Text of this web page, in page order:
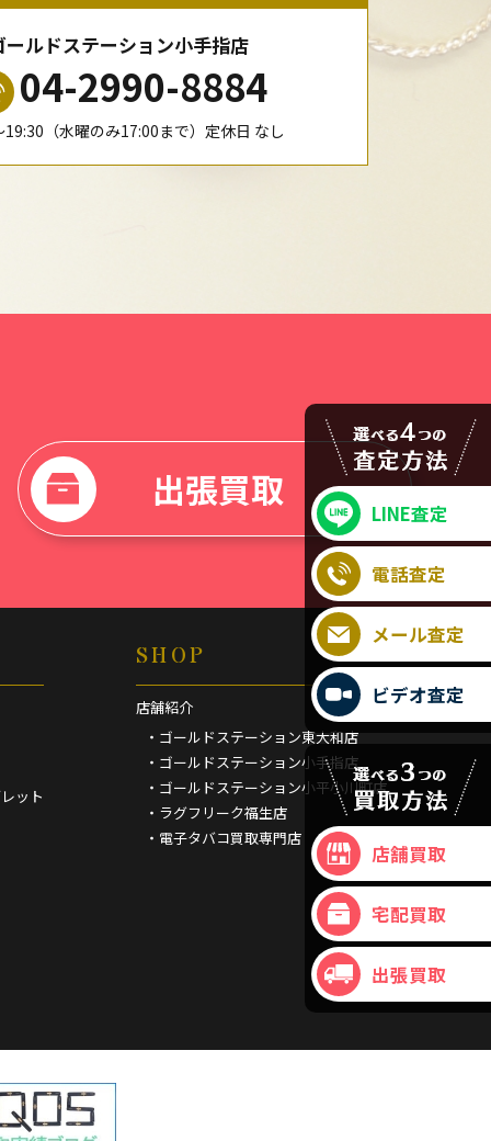
ールドステーション小手指店
04-2990-8884
19:30（水曜のみ17:00まで）定休日 なし
出張買取
ット
SHOP
店舗紹介
・ゴールドステーション東大和店
・ゴールドステーション小手指店
・ゴールドステーション小平小川町店
・ラグフリーク福生店
・電子タバコ買取専門店
LINE査定
電話査定
メール査定
ビデオ査定
店舗買取
宅配買取
出張買取